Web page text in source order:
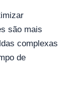
são mais
complexas
de